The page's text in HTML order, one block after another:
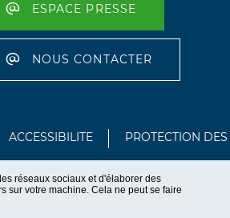
réseaux sociaux et d'élaborer des
sur votre machine. Cela ne peut se faire
ESPACE PRESSE
NOUS CONTACTER
ACCESSIBILITE PROTECTION